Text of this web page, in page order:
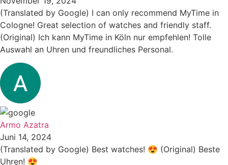
(Translated by Google) I can only recommend MyTime in
Cologne! Great selection of watches and friendly staff.
(Original) Ich kann MyTime in Köln nur empfehlen! Tolle
Auswahl an Uhren und freundliches Personal.
Armo Azatra
Juni 14, 2024
(Translated by Google) Best watches! 😍 (Original) Beste
Uhren! 😍